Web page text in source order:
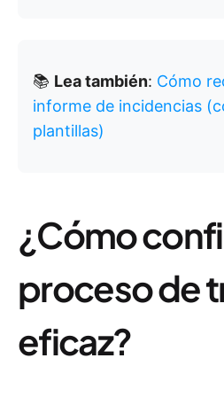
📚 Lea también: Cómo
informe de incidencias
plantillas)
¿Cómo
proceso de
eficaz?